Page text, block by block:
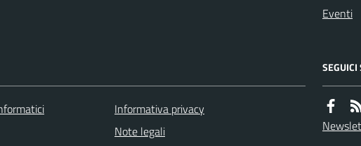
Eventi
Informativa privacy
Note legali
SEGUICI